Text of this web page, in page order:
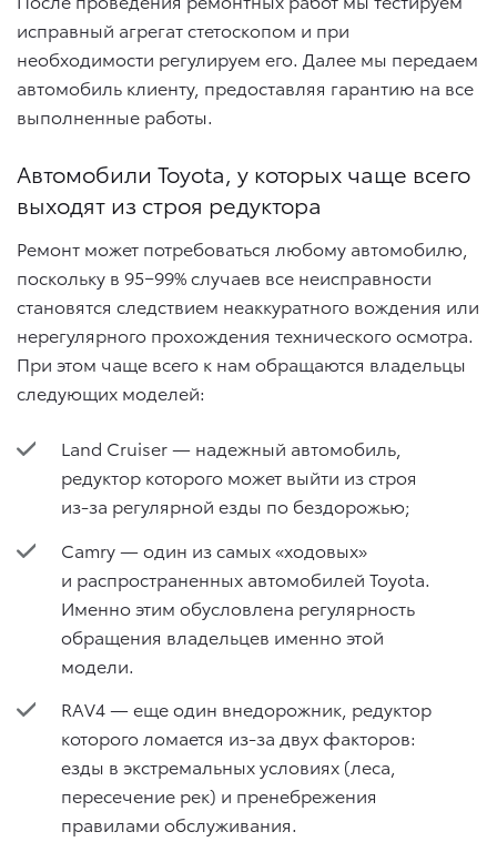
исправный агрегат стетоскопом и при
необходимости регулируем его. Далее мы передаем
автомобиль клиенту, предоставляя гарантию на все
выполненные работы.
Автомобили Toyota, у которых чаще всего
выходят из строя редуктора
Ремонт может потребоваться любому автомобилю,
поскольку в 95−99% случаев все неисправности
становятся следствием неаккуратного вождения или
нерегулярного прохождения технического осмотра.
При этом чаще всего к нам обращаются владельцы
следующих моделей:
Land Cruiser — надежный автомобиль,
редуктор которого может выйти из строя
из-за регулярной езды по бездорожью;
Camry — один из самых «ходовых»
и распространенных автомобилей Toyota.
Именно этим обусловлена регулярность
обращения владельцев именно этой
модели.
RAV4 — еще один внедорожник, редуктор
которого ломается из-за двух факторов:
езды в экстремальных условиях (леса,
пересечение рек) и пренебрежения
правилами обслуживания.